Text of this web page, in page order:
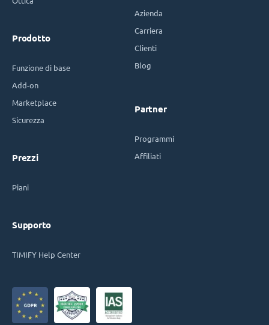
Prodotto
Funzione di base
Add-on
Marketplace
Sicurezza
Prezzi
Piani
Supporto
TIMIFY Help Center
Azienda
Carriera
Clienti
Blog
Partner
Programmi
Affiliati